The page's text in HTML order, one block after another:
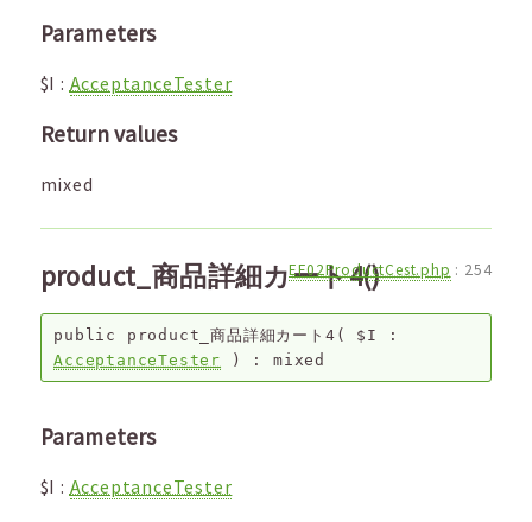
Parameters
$I : AcceptanceTester
Return values
mixed
product_商品詳細カート4()
EF02ProductCest.php : 254
public product_商品詳細カート4 ( $I
:
AcceptanceTester
) :mixed
Parameters
$I : AcceptanceTester